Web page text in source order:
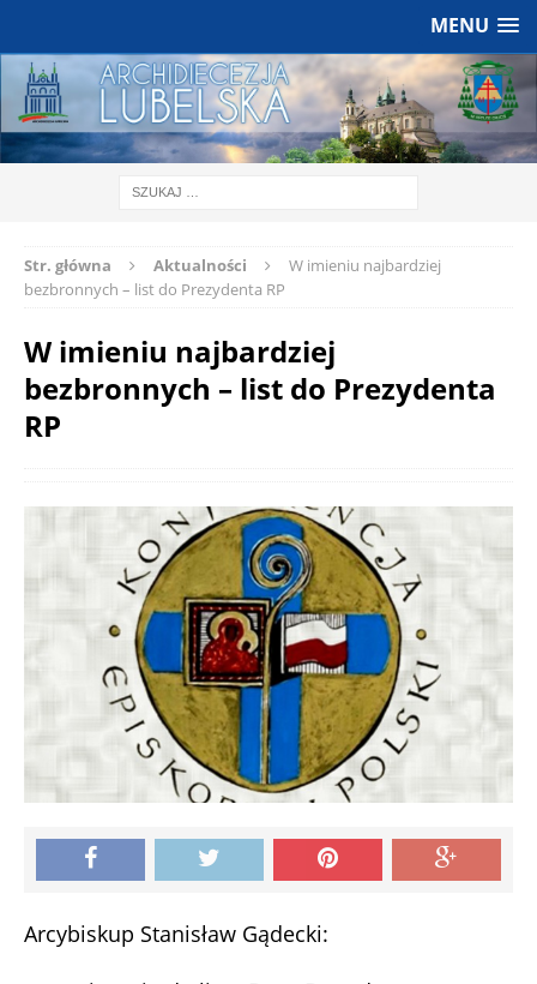
MENU
Str. główna Aktualności
W imieniu najbardziej
bezbronnych – list do Prezydenta RP
W imieniu najbardziej
bezbronnych – list do Prezydenta
RP
Arcybiskup Stanisław Gądecki: